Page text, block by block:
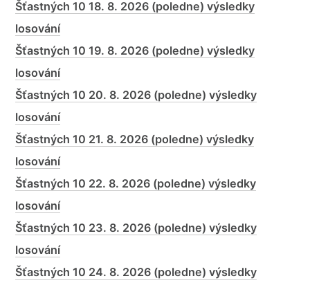
Šťastných 10 18. 8. 2026 (poledne) výsledky
losování
Šťastných 10 19. 8. 2026 (poledne) výsledky
losování
Šťastných 10 20. 8. 2026 (poledne) výsledky
losování
Šťastných 10 21. 8. 2026 (poledne) výsledky
losování
Šťastných 10 22. 8. 2026 (poledne) výsledky
losování
Šťastných 10 23. 8. 2026 (poledne) výsledky
losování
Šťastných 10 24. 8. 2026 (poledne) výsledky